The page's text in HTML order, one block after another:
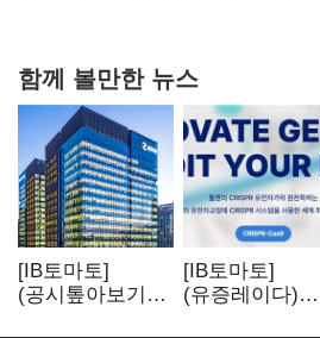
함께 볼만한 뉴스
[IB토마토]
(공시톺아보기)
[IB토마토]
(유증레이다)